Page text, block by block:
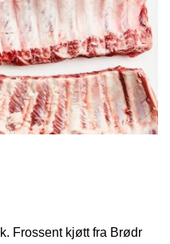
Frossent kjøtt fra Brødr